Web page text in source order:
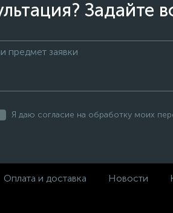
Задайте
Я даю согласие на обработку моих
Оплата и доставка Новости